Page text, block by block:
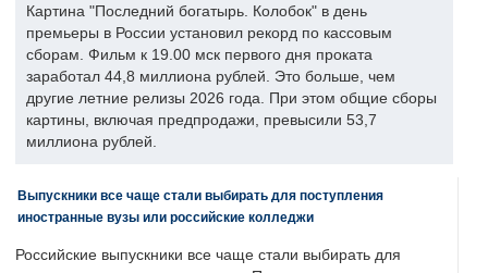
Картина "Последний богатырь. Колобок" в день
премьеры в России установил рекорд по кассовым
сборам. Фильм к 19.00 мск первого дня проката
заработал 44,8 миллиона рублей. Это больше, чем
другие летние релизы 2026 года. При этом общие сборы
картины, включая предпродажи, превысили 53,7
миллиона рублей.
Выпускники все чаще стали выбирать для поступления
иностранные вузы или российские колледжи
Российские выпускники все чаще стали выбирать для